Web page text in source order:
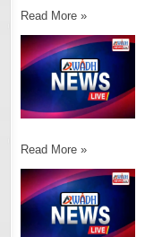
Read More »
Read More »